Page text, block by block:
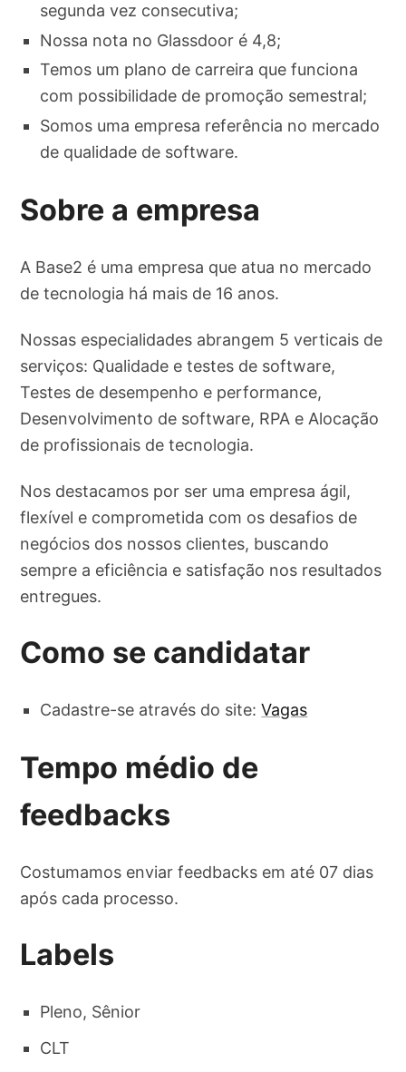
segunda vez consecutiva;
Nossa nota no Glassdoor é 4,8;
Temos um plano de carreira que funciona
com possibilidade de promoção semestral;
Somos uma empresa referência no mercado
de qualidade de software.
Sobre a empresa
A Base2 é uma empresa que atua no mercado
de tecnologia há mais de 16 anos.
Nossas especialidades abrangem 5 verticais de
serviços: Qualidade e testes de software,
Testes de desempenho e performance,
Desenvolvimento de software, RPA e Alocação
de profissionais de tecnologia.
Nos destacamos por ser uma empresa ágil,
flexível e comprometida com os desafios de
negócios dos nossos clientes, buscando
sempre a eficiência e satisfação nos resultados
entregues.
Como se candidatar
Cadastre-se através do site:Vagas
Tempo médio de
feedbacks
Costumamos enviar feedbacks em até 07 dias
após cada processo.
Labels
Pleno, Sênior
CLT